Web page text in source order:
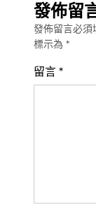
發佈留
發佈留言必須
標示為 *
留言 *